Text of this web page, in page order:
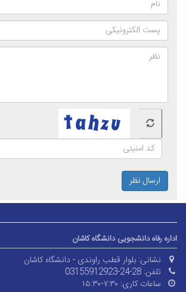
ارسال نظر
اداره رفاه دانشجویی دانشگاه کاشان
نشانی: بلوار قطب راوندی - دانشگاه کاشان
تلفن: 03155912923-24-28
ساعات کاری: ۷:۳۰-۱۵:۳۰